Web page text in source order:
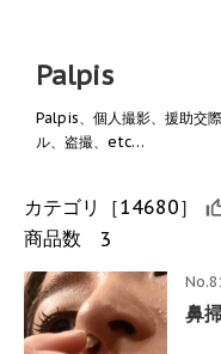
Palpis
Palpis、個人撮影、援助交
ル、盗撮、etc…
カテゴリ ［14680］
商品数
3
鼻